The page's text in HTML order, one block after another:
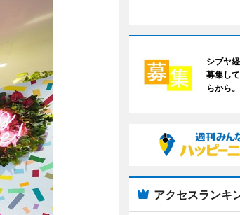
シブヤ
募集し
らから。
アクセスランキ